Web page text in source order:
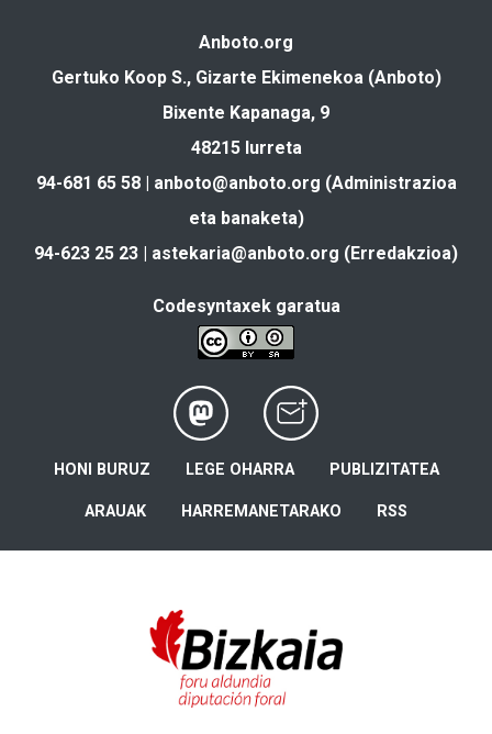
Anboto.org
Gertuko Koop S., Gizarte Ekimenekoa (Anboto)
Bixente Kapanaga, 9
48215 Iurreta
94-681 65 58 | anboto@anboto.org (Administrazioa
eta banaketa)
94-623 25 23 | astekaria@anboto.org (Erredakzioa)
Codesyntaxek garatua
HONI BURUZ LEGE OHARRA PUBLIZITATEA
ARAUAK HARREMANETARAKO RSS